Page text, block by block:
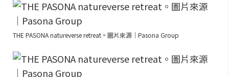
THE PASONA natureverse retreat。圖片來源｜Pasona Group